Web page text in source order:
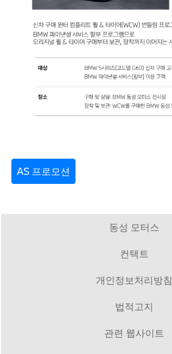
AS 프로모션
동성 모터스
컨택트
개인정보처리방침
법적고지
관련 웹사이트